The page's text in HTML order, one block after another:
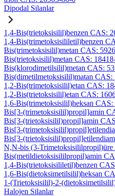
Dipodal Silanlar
1,4-Bis(trietoksisilil)benzen CAS:
1,4-Bis(trimetoksisililetil)benzen
Bis(trimetoksisilil)metan CAS:
Bis(trietoksisilil)metan CAS:
Bis(klorodimetilsilil)metan CAS:
Bis(dimetilmetoksisilil)matan CAS:
1,2-Bis(trimetoksisilil)etan CAS:
1,2-Bis(trietoksisilil)etan CAS:
1,6-Bis(trimetoksisilil)heksan CAS:
Bis[3-(trimetoksisilil)propil]amin
Bis[3-(trietoksisilil)propil]amin
Bis[3-
Bis[3-
N,N-bis (3-
Bis(metildietoksisililpropil)amin
1,4-Bis(trietoksisililetil)benzen
1,6-Bis(dietoksimetilsilil)heksan
1-(Trietoksisilil)-2-
Halojen Silanlar